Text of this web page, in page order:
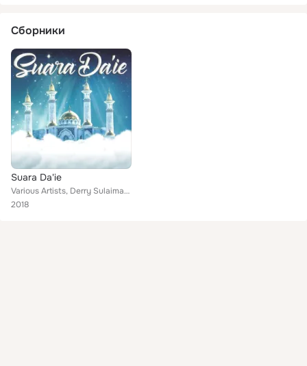
Сборники
Suara Da'ie
Various Artists, Derry Sulaiman, Ijam Medicine, Ali XPDC, Mel Wings, Iwan Syahman, Zul Handy Black, Syed Nahar, Zul Yahya
2018